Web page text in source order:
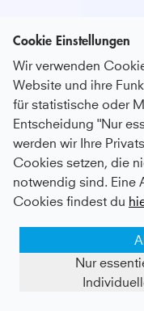
Cookie Einstellungen
Wir verwenden
Website und ihre
für statistische oder
Entscheidung "Nur
werden wir Ihre
Cookies setzen, die
notwendig sind. Eine
Cookies findest du
Nur